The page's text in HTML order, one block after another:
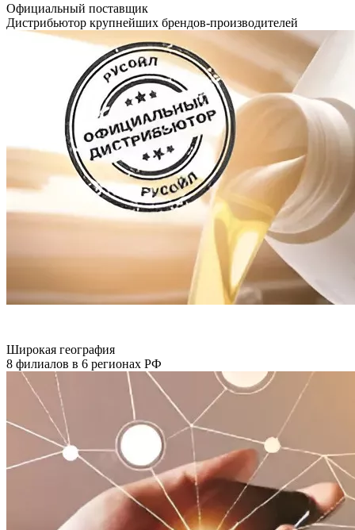
Официальный поставщик
Дистрибьютор крупнейших брендов-производителей
Широкая география
8 филиалов в 6 регионах РФ